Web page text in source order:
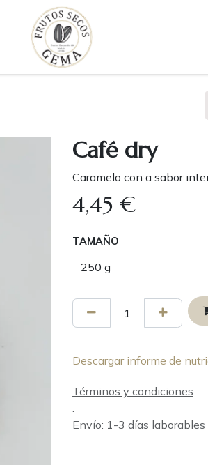
Café dry
Caramelo con a sabor
4,45 €
TAMAÑO
Descargar informe de
Términos y condiciones
Envío: 1-3 días laborables